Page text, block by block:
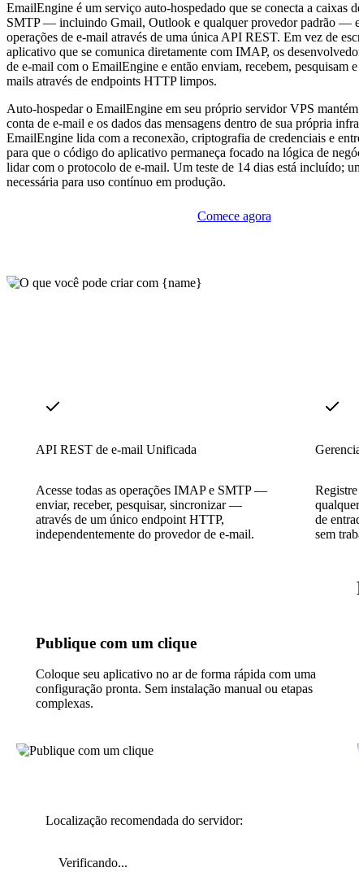
EmailEngine é um serviço auto-hospedado que se conecta a caixas
SMTP — incluindo Gmail, Outlook e qualquer provedor padrão — e
operações de e-mail através de uma única API REST. Em vez de
aplicativo que se comunica diretamente com IMAP, os
de e-mail com o EmailEngine e então enviam, recebem, pesquisam
mails através de endpoints HTTP limpos.
Auto-hospedar o EmailEngine em seu próprio servidor VPS mantém
conta de e-mail e os dados das mensagens dentro de sua própria
EmailEngine lida com a reconexão, criptografia de credenciais e
para que o código do aplicativo permaneça focado na lógica de
lidar com o protocolo de e-mail. Um teste de 14 dias está incluído;
necessária para uso contínuo em produção.
Comece agora
API REST de e-mail Unificada
Acesse todas as operações IMAP e SMTP —
enviar, receber, pesquisar, sincronizar —
através de um único endpoint HTTP,
independentemente do provedor de e-mail.
de
sem
Publique com um clique
Coloque seu aplicativo no ar de forma rápida com uma
configuração pronta. Sem instalação manual ou etapas
complexas.
Localização recomendada do servidor:
Verificando...